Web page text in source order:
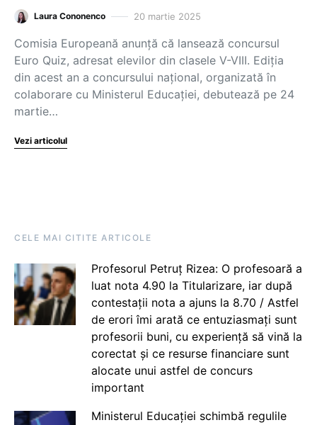
Laura Cononenco 20 martie 2025
Comisia Europeană anunță că lansează concursul
Euro Quiz, adresat elevilor din clasele V-VIII. Ediția
din acest an a concursului național, organizată în
colaborare cu Ministerul Educației, debutează pe 24
martie…
Vezi articolul
CELE MAI CITITE ARTICOLE
Profesorul Petruț Rizea: O profesoară a
luat nota 4.90 la Titularizare, iar după
contestații nota a ajuns la 8.70 / Astfel
de erori îmi arată ce entuziasmați sunt
profesorii buni, cu experiență să vină la
corectat și ce resurse financiare sunt
alocate unui astfel de concurs
important
Ministerul Educației schimbă regulile